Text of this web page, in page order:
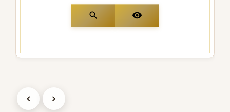
search visibility